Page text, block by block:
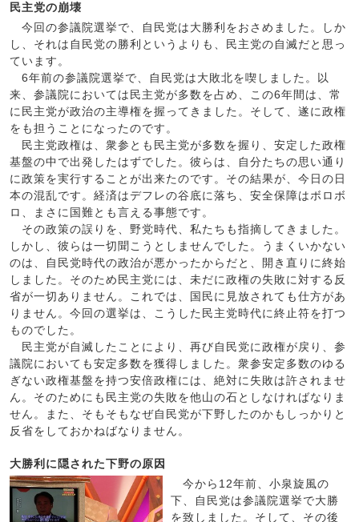
民主党の崩壊
今回の参議院選挙で、自民党は大勝利をおさめました。しか
し、それは自民党の勝利というよりも、民主党の自滅だと思っ
ています。
6年前の参議院選挙で、自民党は大敗北を喫しました。以
来、参議院においては民主党が多数を占め、この6年間は、常
に民主党が政治の主導権を握ってきました。そして、遂に政権
をも担うことになったのです。
民主党政権は、衆参とも民主党が多数を握り、安定した政権
基盤の中で出発したはずでした。彼らは、自分たちの思い通り
に政策を実行することが出来たのです。その結果が、今日の日
本の混乱です。経済はデフレの谷底に落ち、安全保障はボロボ
ロ、まさに国難とも言える事態です。
その政策の誤りを、野党時代、私たちも指摘してきました。
しかし、彼らは一切聞こうとしませんでした。うまくいかない
のは、自民党時代の政治が悪かったからだと、開き直りに終始
しました。そのため民主党には、未だに政権の失敗に対する反
省が一切ありません。これでは、国民に見放されても仕方があ
りません。今回の選挙は、こうした民主党時代に終止符を打つ
ものでした。
民主党が自滅したことにより、再び自民党に政権が戻り、参
議院においても安定多数を獲得しました。衆参安定多数のゆる
ぎない政権基盤を持つ安倍政権には、絶対に失敗は許されませ
ん。そのためにも民主党の失敗を他山の石としなければなりま
せん。また、そもそもなぜ自民党が下野したのかもしっかりと
反省をしておかねばなりません。
大勝利に隠された下野の原因
今から12年前、小泉旋風の
下、自民党は参議院選挙で大勝
を致しました。そして、その後